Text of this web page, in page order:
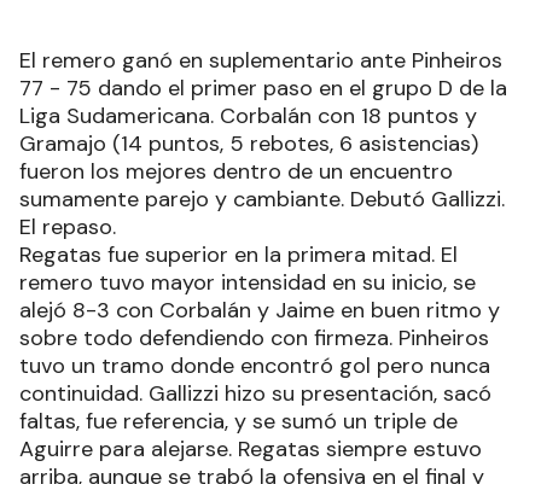
El remero ganó en suplementario ante Pinheiros
77 - 75 dando el primer paso en el grupo D de la
Liga Sudamericana. Corbalán con 18 puntos y
Gramajo (14 puntos, 5 rebotes, 6 asistencias)
fueron los mejores dentro de un encuentro
sumamente parejo y cambiante. Debutó Gallizzi.
El repaso.
Regatas fue superior en la primera mitad. El
remero tuvo mayor intensidad en su inicio, se
alejó 8-3 con Corbalán y Jaime en buen ritmo y
sobre todo defendiendo con firmeza. Pinheiros
tuvo un tramo donde encontró gol pero nunca
continuidad. Gallizzi hizo su presentación, sacó
faltas, fue referencia, y se sumó un triple de
Aguirre para alejarse. Regatas siempre estuvo
arriba, aunque se trabó la ofensiva en el final y